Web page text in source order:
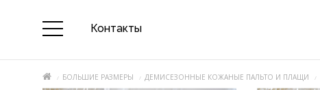
Контакты
БОЛЬШИЕ РАЗМЕРЫ ДЕМИСЕЗОННЫЕ КОЖАНЫЕ ПАЛЬТО И ПЛАЩИ